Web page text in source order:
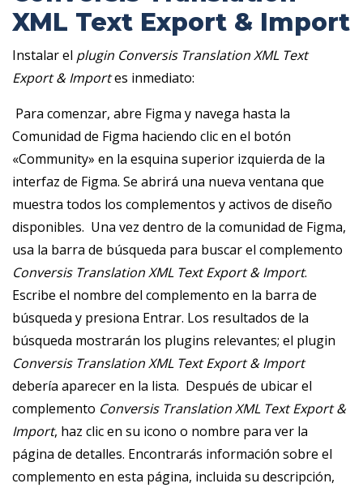
XML Text Export & Import
Instalar el plugin Conversis Translation XML Text
Export & Importes inmediato:
‎ Para comenzar, abre Figma y navega hasta la
Comunidad de Figma haciendo clic en el botón
«Community» en la esquina superior izquierda de la
interfaz de Figma. Se abrirá una nueva ventana que
muestra todos los complementos y activos de diseño
disponibles. ‎ Una vez dentro de la comunidad de Figma,
usa la barra de búsqueda para buscar el complemento
Conversis Translation XML Text Export & Import.
Escribe el nombre del complemento en la barra de
búsqueda y presiona Entrar. Los resultados de la
búsqueda mostrarán los plugins relevantes; el plugin
Conversis Translation XML Text Export & Import
debería aparecer en la lista. ‎ Después de ubicar el
complemento Conversis Translation XML Text Export &
Import, haz clic en su icono o nombre para ver la
página de detalles. Encontrarás información sobre el
complemento en esta página, incluida su descripción,